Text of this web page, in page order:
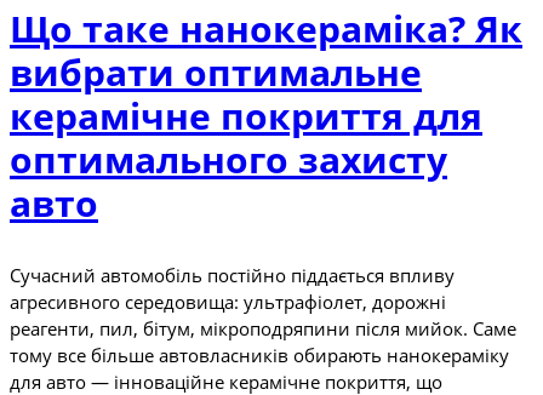
Що таке нанокераміка? Як
вибрати оптимальне
керамічне покриття для
оптимального захисту
авто
Сучасний автомобіль постійно піддається впливу
агресивного середовища: ультрафіолет, дорожні
реагенти, пил, бітум, мікроподряпини після мийок. Саме
тому все більше автовласників обирають нанокераміку
для авто — інноваційне керамічне покриття, що